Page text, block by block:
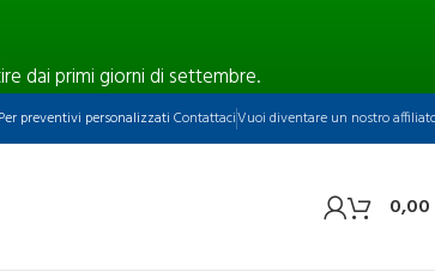
dai primi giorni di settembre.
Per preventivi personalizzati ContattaciVuoi diventare un nostro
0,00